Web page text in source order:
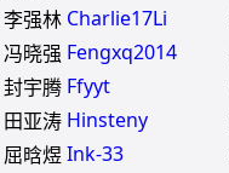
李强林 Charlie17Li
冯晓强 Fengxq2014
封宇腾 Ffyyt
田亚涛 Hinsteny
屈晗煜 Ink-33